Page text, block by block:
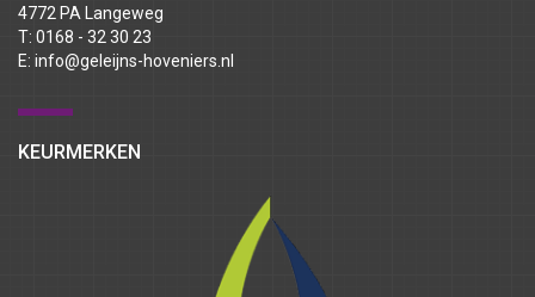
4772 PA Langeweg
T: 0168 - 32 30 23
E: info@geleijns-hoveniers.nl
KEURMERKEN